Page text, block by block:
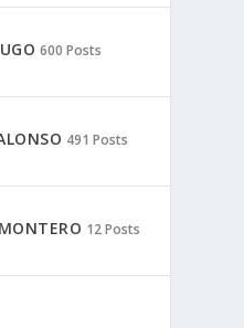
600 Posts
491 Posts
12 Posts